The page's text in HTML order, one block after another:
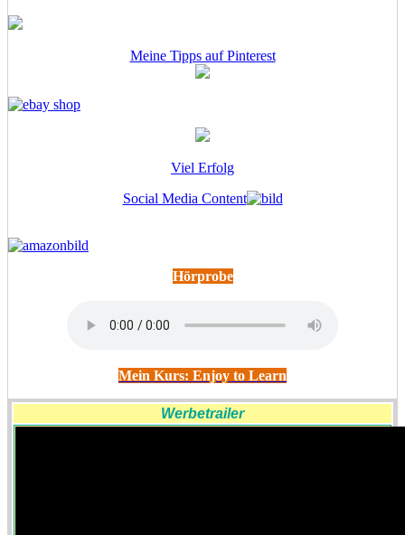
Meine Tipps auf Pinterest
Viel Erfolg
Social Media Content
Hörprobe
Mein Kurs: Enjoy to Learn
Werbetrailer